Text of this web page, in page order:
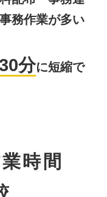
務作業が多い
分に短縮で
業時間